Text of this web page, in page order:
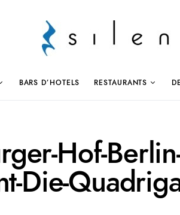
BARS D’HOTELS RESTAURANTS
Hof-
Die-